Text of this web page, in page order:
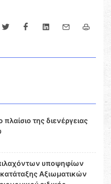
της διενέργειας
υποψηφίων
Αξιωματικών